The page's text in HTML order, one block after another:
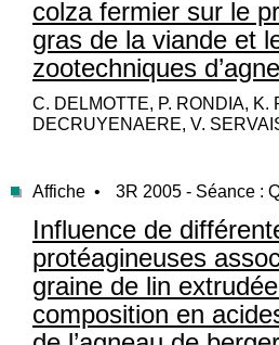
colza fermier sur le
gras de la viande et
zootechniques
C. DELMOTTE, P. RONDIA, K.
DECRUYENAERE, V.
Affiche • 3R 2005 - Séance :
Influence de
protéagineuses
graine de lin
composition en